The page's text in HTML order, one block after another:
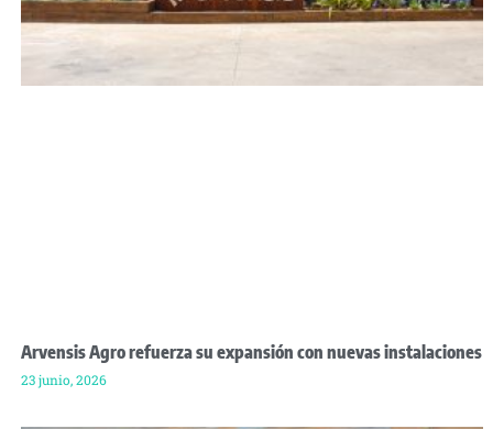
Arvensis Agro refuerza su expansión con nuevas instalaciones
23 junio, 2026